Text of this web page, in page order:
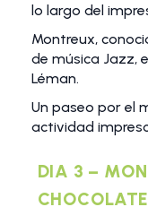
lo largo del
Montreux,
de música Jazz,
Léman.
Un paseo por el
actividad
DIA 3 –